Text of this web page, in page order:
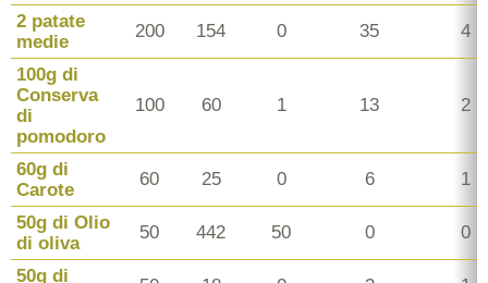
2 patate
medie
200 154 0 35 4
100g di
Conserva
di
pomodoro
100 60 1 13 2
60g di
Carote
60 25 0 6 1
50g di Olio
di oliva
50 442 50 0 0
50g di